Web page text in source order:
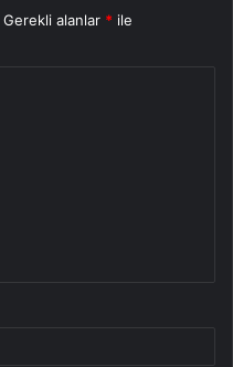
Gerekli alanlar * ile